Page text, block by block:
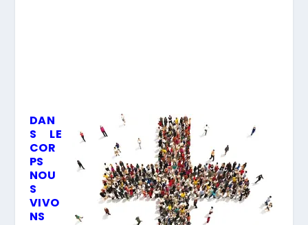
DAN
S LE
COR
PS
NOU
S
VIVO
NS